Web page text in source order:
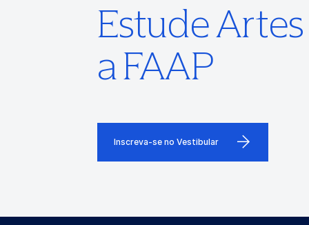
Estude
a FAAP
Inscreva-se no Vestibular